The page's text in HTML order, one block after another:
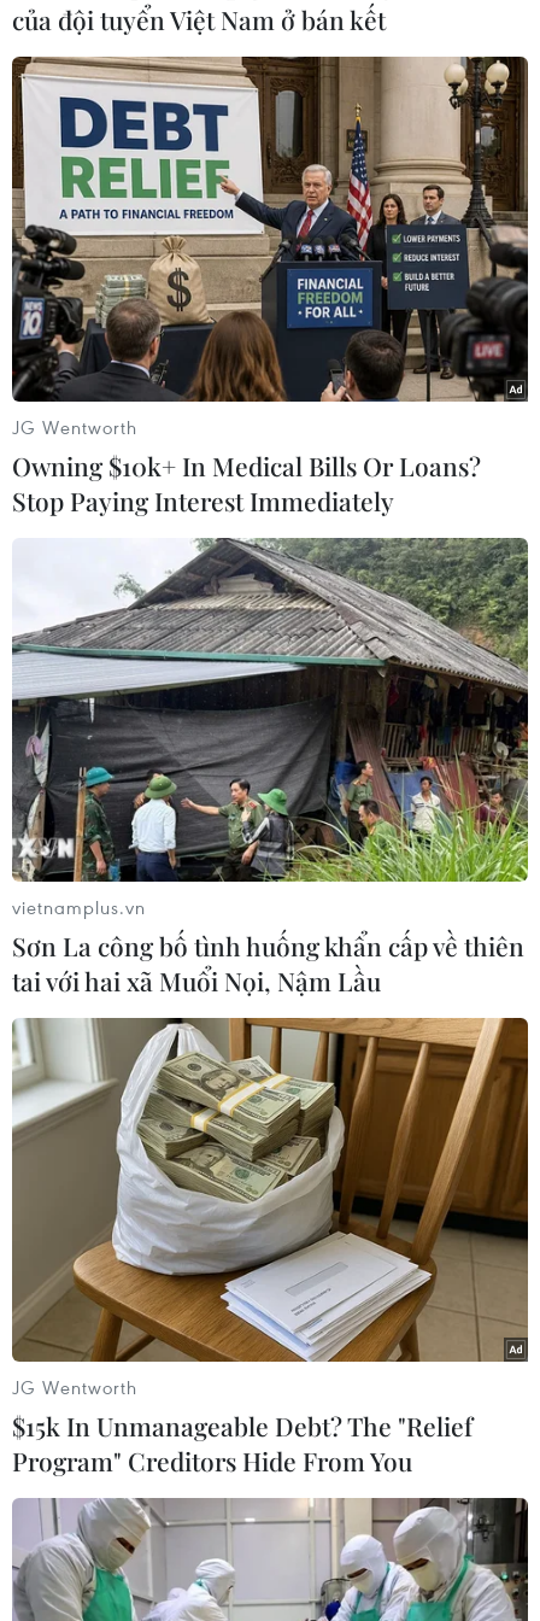
chuẩn bị nhiều kịch bản
xung đột ở bên ngoài Gaza
Các nước trong khu vực và Mỹ
đang cảnh giác cao và chuẩn bị
cho khả năng Iran tấn công đáp
trả sau vụ không kích khiến 2 sỹ
quan cấp tướng, 5 cố vấn quân
sự của IRGC thiệt mạng.
(TTXVN/Vietnam+)
#Israel #Palestine #Dải Gaza
#xung đột
#Trung Đông
Israel Jordan
Mỹ
Palestine
Theo dõi VietnamPlus
XUNG ĐỘT ISRAEL-HAMAS
Xung đột Israel-Hamas: Ít nhất 300 trẻ em thiệt
mạng trong 300 ngày qua
Xung đột Hamas-Israel: Israel chưa chấp thuận
kế hoạch về Dải Gaza
Israel và Hội đồng Hòa bình thảo luận giải giáp
vũ khí tại Gaza
Israel hoài nghi việc Hamas giải giáp theo thỏa
thuận Gaza
Xung đột Hamas-Israel: Phản ứng quốc tế về lộ
trình hòa bình 15 điểm ở Dải Gaza
của đội tuyển Việt Nam ở bán kết
JG Wentworth
Owning $10k+ In Medical Bills Or Loans?
Stop Paying Interest Immediately
vietnamplus.vn
Sơn La công bố tình huống khẩn cấp về thiên
tai với hai xã Muổi Nọi, Nậm Lầu
JG Wentworth
$15k In Unmanageable Debt? The "Relief
Program" Creditors Hide From You